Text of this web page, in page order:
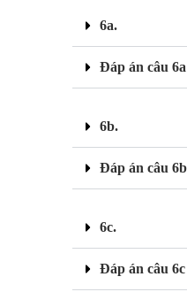
6a.
Đáp án câu 6a
6b.
Đáp án câu 6b
6c.
Đáp án câu 6c